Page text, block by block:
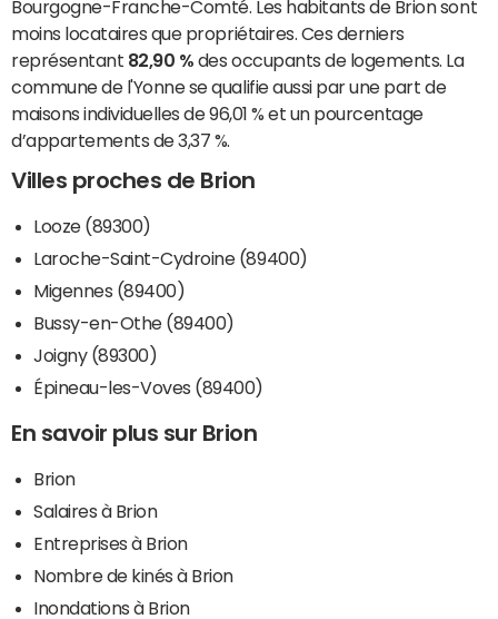
Bourgogne-Franche-Comté. Les habitants de Brion sont
moins locataires que propriétaires. Ces derniers
représentant 82,90 % des occupants de logements. La
commune de l'Yonne se qualifie aussi par une part de
maisons individuelles de 96,01 % et un pourcentage
d’appartements de 3,37 %.
Villes proches de Brion
Looze (89300)
Laroche-Saint-Cydroine (89400)
Migennes (89400)
Bussy-en-Othe (89400)
Joigny (89300)
Épineau-les-Voves (89400)
En savoir plus sur Brion
Brion
Salaires à Brion
Entreprises à Brion
Nombre de kinés à Brion
Inondations à Brion